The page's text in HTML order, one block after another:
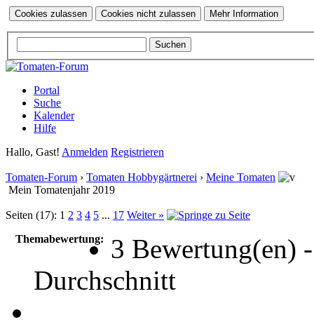
Portal
Suche
Kalender
Hilfe
Hallo, Gast! Anmelden Registrieren
Tomaten-Forum › Tomaten Hobbygärtnerei › Meine Tomaten
Mein Tomatenjahr 2019
Seiten (17): 1 2 3 4 5 ... 17 Weiter »
Themabewertung:
3 Bewertung(en)
Durchschnitt